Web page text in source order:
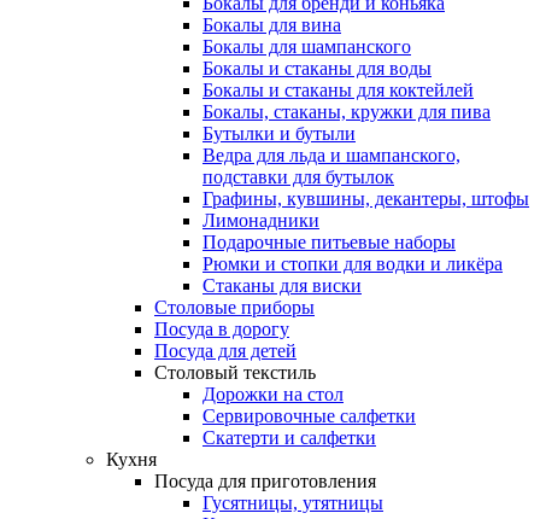
Бокалы для вина
Бокалы для шампанского
Бокалы и стаканы для воды
Бокалы и стаканы для коктейлей
Бокалы, стаканы, кружки для пива
Бутылки и бутыли
Ведра для льда и шампанского,
подставки для бутылок
Графины, кувшины, декантеры, штофы
Лимонадники
Подарочные питьевые наборы
Рюмки и стопки для водки и ликёра
Стаканы для виски
Столовые приборы
Посуда в дорогу
Посуда для детей
Столовый текстиль
Дорожки на стол
Сервировочные салфетки
Скатерти и салфетки
Кухня
Посуда для приготовления
Гусятницы, утятницы